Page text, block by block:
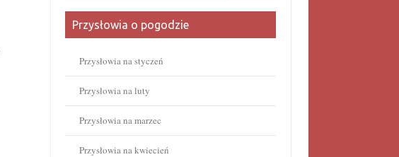
Przysłowia o pogodzie
Przysłowia na styczeń
Przysłowia na luty
Przysłowia na marzec
Przysłowia na kwiecień